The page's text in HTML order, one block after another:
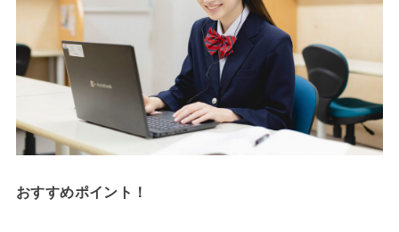
おすすめポイント！